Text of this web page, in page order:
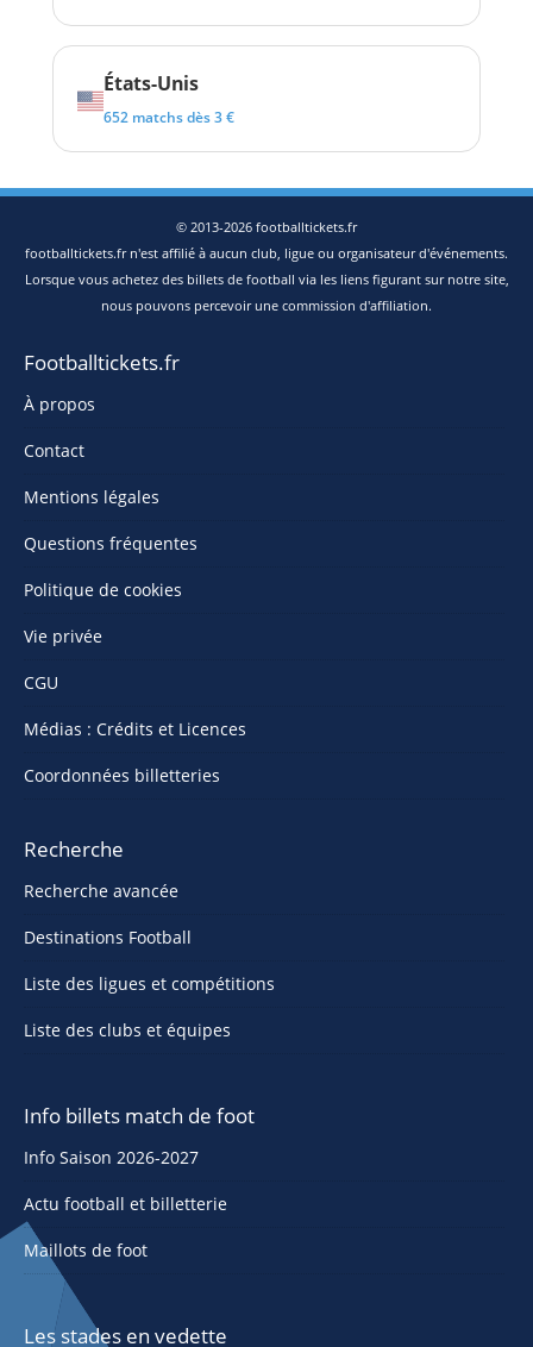
États-Unis
652 matchs dès 3 €
© 2013-2026 footballtickets.fr
footballtickets.fr n'est affilié à aucun club, ligue ou organisateur d'événements.
Lorsque vous achetez des billets de football via les liens figurant sur notre site,
nous pouvons percevoir une commission d'affiliation.
Footballtickets.fr
À propos
Contact
Mentions légales
Questions fréquentes
Politique de cookies
Vie privée
CGU
Médias : Crédits et Licences
Coordonnées billetteries
Recherche
Recherche avancée
Destinations Football
Liste des ligues et compétitions
Liste des clubs et équipes
Info billets match de foot
Info Saison 2026-2027
Actu football et billetterie
Maillots de foot
Les stades en vedette